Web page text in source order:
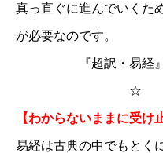
真っ直ぐに進んでいくた
が必要なのです。
『超訳・易経』（
☆
【わからないままに受け
易経は古典の中でもとく